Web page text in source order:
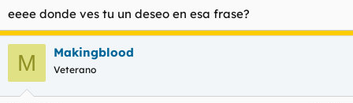
eeee donde ves tu un deseo en esa frase?
M Makingblood
Veterano